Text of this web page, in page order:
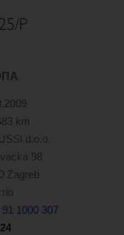
P
km
d.o.o.
98
Zagreb
1000 307